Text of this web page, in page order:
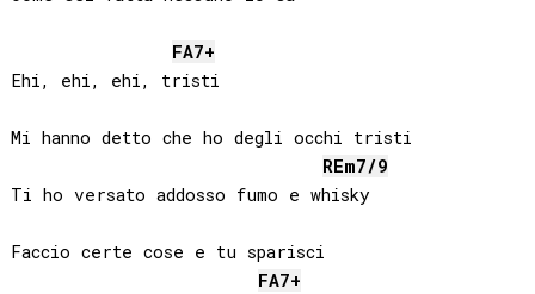
FA7+
Ehi, ehi, ehi, tristi
Mi hanno detto che ho degli occhi tristi
REm7/9
Ti ho versato addosso fumo e whisky
Faccio certe cose e tu sparisci
FA7+